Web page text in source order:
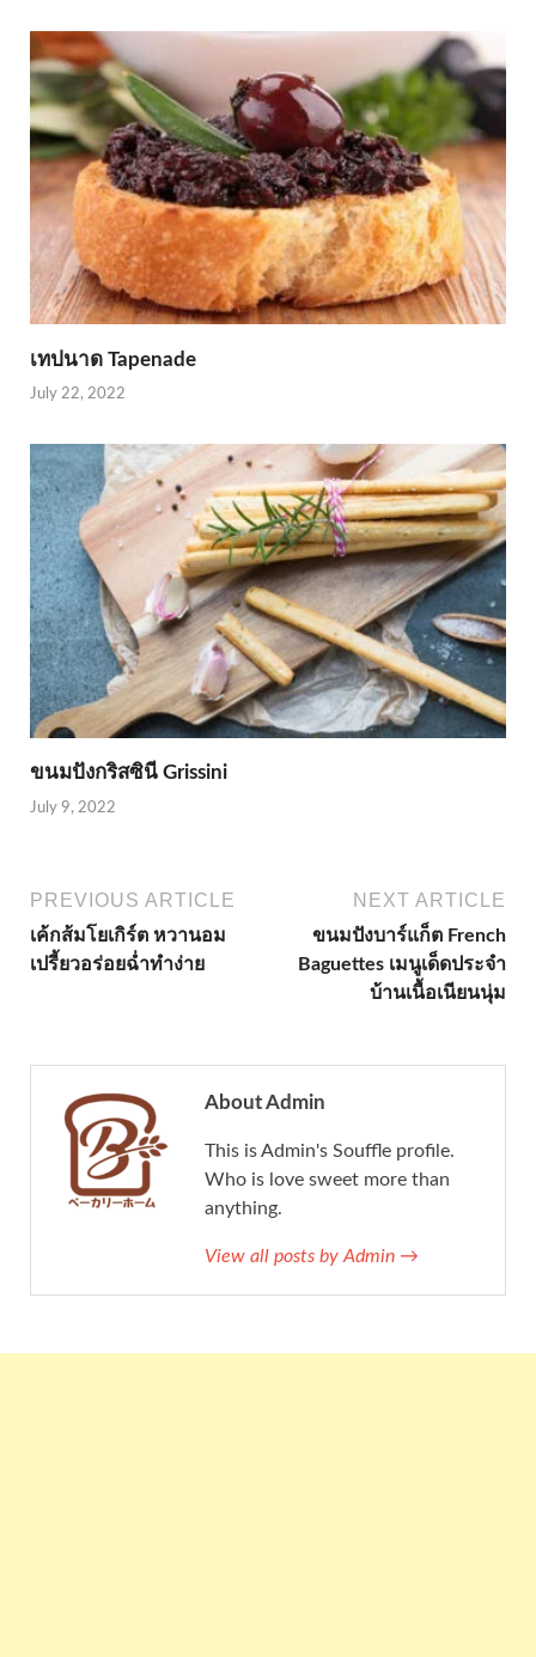
เทปนาด Tapenade
July 22, 2022
ขนมปังกริสซินี Grissini
July 9, 2022
PREVIOUS ARTICLE
เค้กส้มโยเกิร์ต หวานอม
เปรี้ยวอร่อยฉ่ำทำง่าย
NEXT ARTICLE
ขนมปังบาร์แก็ต French
Baguettes เมนูเด็ดประจำ
บ้านเนื้อเนียนนุ่ม
About Admin
This is Admin's Souffle profile.
Who is love sweet more than
anything.
View all posts by Admin →